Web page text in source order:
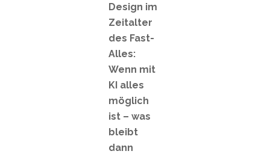
Design im
Zeitalter
des Fast-
Alles:
Wenn mit
KI alles
möglich
ist – was
bleibt
dann